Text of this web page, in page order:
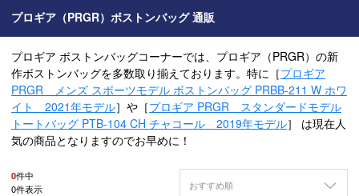
プロギア（PRGR）ボストンバッグ 通販
プロギア ボストンバッグコーナーでは、プロギア（PRGR）の新
作ボストンバッグを多数取り揃えております。特に［プロギア
PRGR メンズ スポーツモデル ボストンバッグ PRBB-211 W ホワ
イト 2021年モデル］や［プロギア PRGR スタンダードモデル
トートバッグ PTB-104 CH チャコール 2019年モデル］ は現在人
気の商品となりますのでお早めに！
0件中
0件表示 おすすめ順